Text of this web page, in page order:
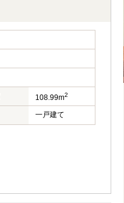
108.99m2
一戸建て